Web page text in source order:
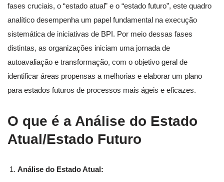
fases cruciais, o “estado atual” e o “estado futuro”, este quadro
analítico desempenha um papel fundamental na execução
sistemática de iniciativas de BPI. Por meio dessas fases
distintas, as organizações iniciam uma jornada de
autoavaliação e transformação, com o objetivo geral de
identificar áreas propensas a melhorias e elaborar um plano
para estados futuros de processos mais ágeis e eficazes.
O que é a Análise do Estado
Atual/Estado Futuro
Análise do Estado Atual: